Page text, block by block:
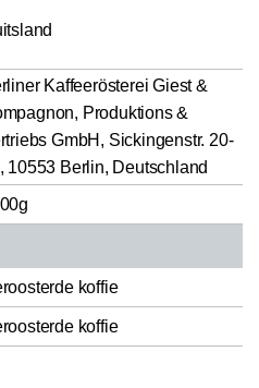
Kaffeerösterei Giest &
Produktions &
GmbH, Sickingenstr. 20-
10553 Berlin, Deutschland
koffie
koffie